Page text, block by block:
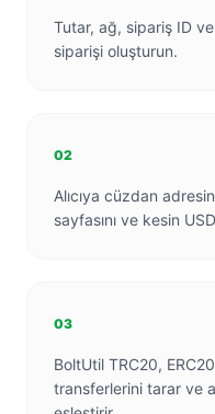
Tutar, ağ, sipariş ID
siparişi oluşturun.
02
Alıcıya cüzdan
sayfasını ve kesin
03
BoltUtil TRC20,
transferlerini tarar ve